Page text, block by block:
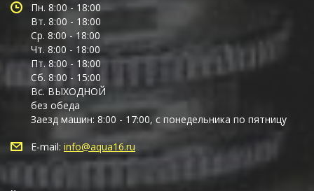
Пн. 8:00 - 18:00
Вт. 8:00 - 18:00
Ср. 8:00 - 18:00
Чт. 8:00 - 18:00
Пт. 8:00 - 18:00
Сб. 8:00 - 15:00
Вс. ВЫХОДНОЙ
без обеда
Заезд машин: 8:00 - 17:00, с понедельника по пятницу
E-mail: info@aqua16.ru